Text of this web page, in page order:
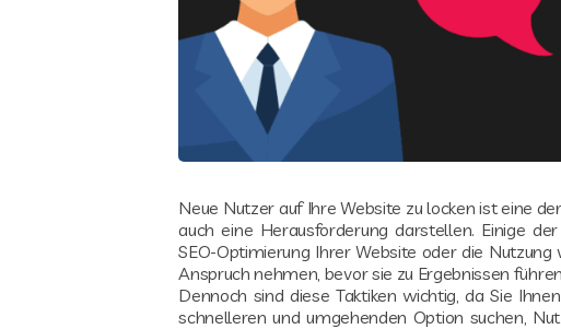
Neue Nutzer auf Ihre Website zu locken ist eine
auch eine Herausforderung darstellen. Einige
SEO-Optimierung Ihrer Website oder die
Anspruch nehmen, bevor sie zu Ergebnissen
Dennoch sind diese Taktiken wichtig, da Sie
schnelleren und umgehenden Option suchen,